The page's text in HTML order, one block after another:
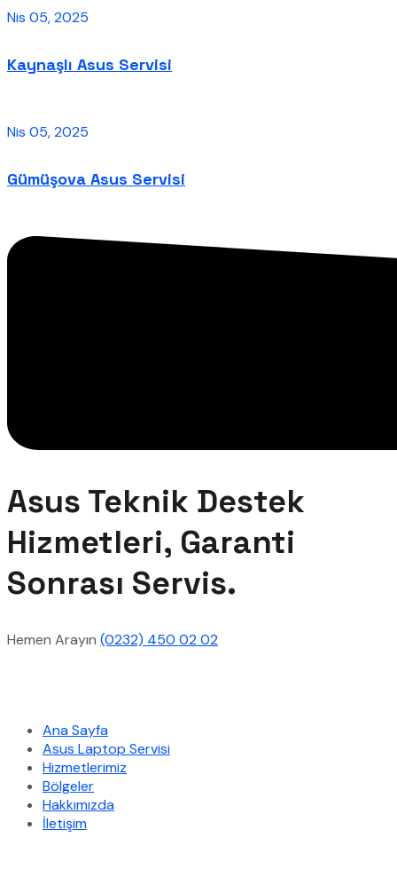
Nis 05, 2025
Kaynaşlı Asus Servisi
Nis 05, 2025
Gümüşova Asus Servisi
Asus Teknik Destek
Hizmetleri, Garanti
Sonrası Servis.
Hemen Arayın (0232) 450 02 02
Ana Sayfa
Asus Laptop Servisi
Hizmetlerimiz
Bölgeler
Hakkımızda
İletişim